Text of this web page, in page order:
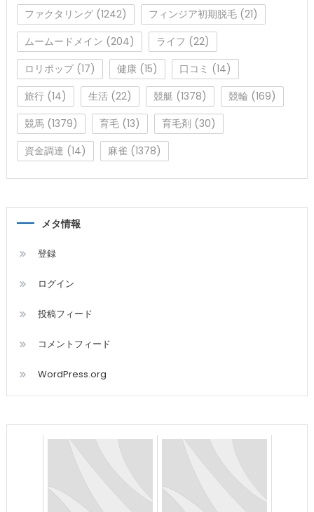
ファクタリング(1242) フィンジア初期脱毛(21)
ムームードメイン (204) ライフ (22)
ロリポップ(17) 健康(15) 口コミ (14)
旅行(14) 生活(22) 競艇 (1378) 競輪 (169)
競馬(1379) 育毛(13) 育毛剤 (30)
資金調達 (14) 麻雀 (1378)
メタ情報
登録
ログイン
投稿フィード
コメントフィード
WordPress.org